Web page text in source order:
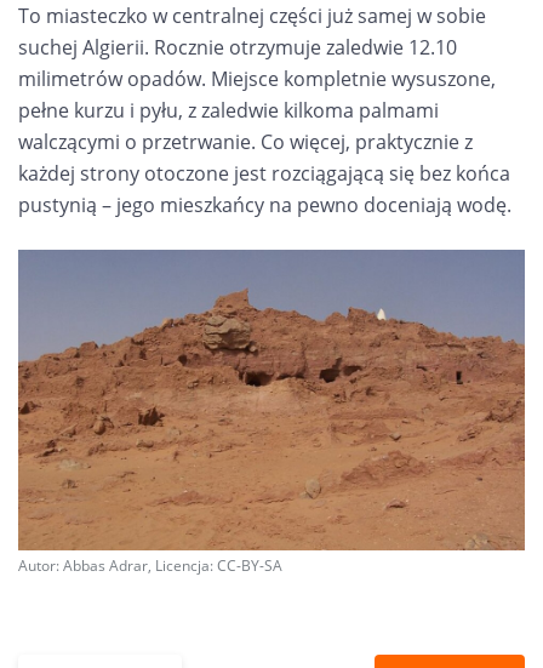
To miasteczko w centralnej części już samej w sobie
suchej Algierii. Rocznie otrzymuje zaledwie 12.10
milimetrów opadów. Miejsce kompletnie wysuszone,
pełne kurzu i pyłu, z zaledwie kilkoma palmami
walczącymi o przetrwanie. Co więcej, praktycznie z
każdej strony otoczone jest rozciągającą się bez końca
pustynią – jego mieszkańcy na pewno doceniają wodę.
Autor: Abbas Adrar, Licencja: CC-BY-SA